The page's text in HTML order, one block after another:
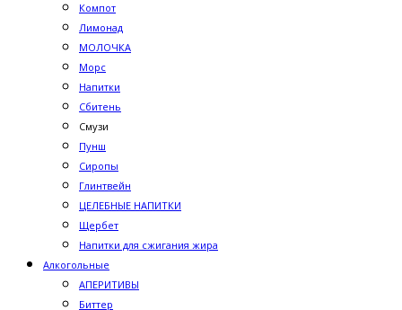
Компот
Лимонад
МОЛОЧКА
Морс
Напитки
Сбитень
Смузи
Пунш
Сиропы
Глинтвейн
ЦЕЛЕБНЫЕ НАПИТКИ
Щербет
Напитки для сжигания жира
Алкогольные
АПЕРИТИВЫ
Биттер